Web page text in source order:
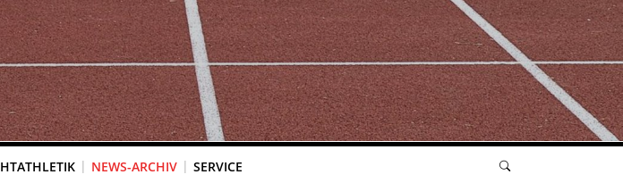
NEWS-ARCHIV SERVICE